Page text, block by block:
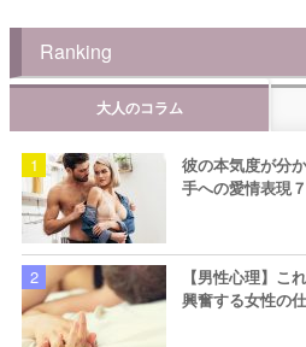
Ranking
大人のコラム
彼の本気度が分
手への愛情表現
【男性心理】
興奮する女性の